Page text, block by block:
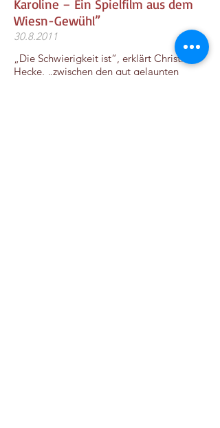
Karoline – Ein Spielfilm aus dem
Wiesn-Gewühl”
30.8.2011
„Die Schwierigkeit ist“, erklärt Christina
Hecke, „zwischen den gut gelaunten